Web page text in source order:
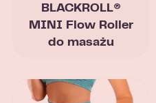
BLACKROLL®
MINI Flow Roller
do masażu